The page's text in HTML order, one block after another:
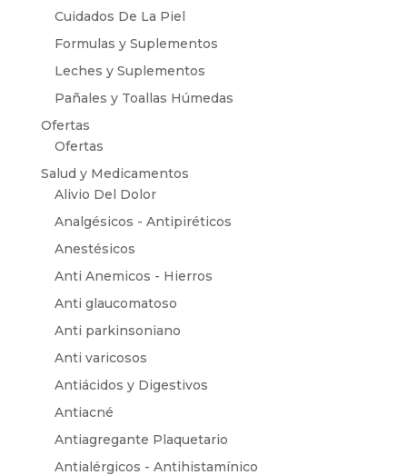
Cuidados De La Piel
Formulas y Suplementos
Leches y Suplementos
Pañales y Toallas Húmedas
Ofertas
Ofertas
Salud y Medicamentos
Alivio Del Dolor
Analgésicos - Antipiréticos
Anestésicos
Anti Anemicos - Hierros
Anti glaucomatoso
Anti parkinsoniano
Anti varicosos
Antiácidos y Digestivos
Antiacné
Antiagregante Plaquetario
Antialérgicos - Antihistamínico